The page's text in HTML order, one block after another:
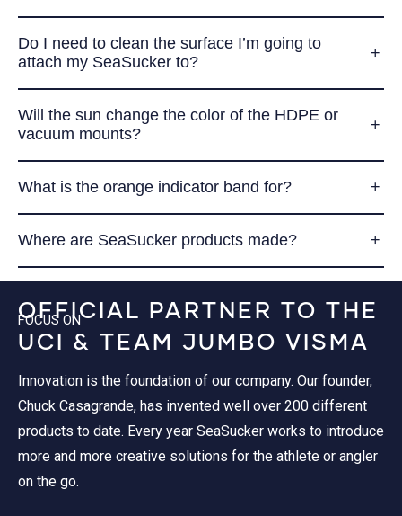
Do I need to clean the surface I’m going to
attach my SeaSucker to?
Will the sun change the color of the HDPE or
vacuum mounts?
What is the orange indicator band for?
Where are SeaSucker products made?
FOCUS ON
OFFICIAL PARTNER TO THE
UCI & TEAM JUMBO VISMA
Innovation is the foundation of our company. Our founder,
Chuck Casagrande, has invented well over 200 different
products to date. Every year SeaSucker works to introduce
more and more creative solutions for the athlete or angler
on the go.